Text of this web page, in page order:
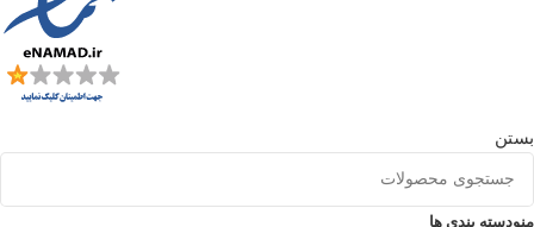
بستن
منودسته بندی ها